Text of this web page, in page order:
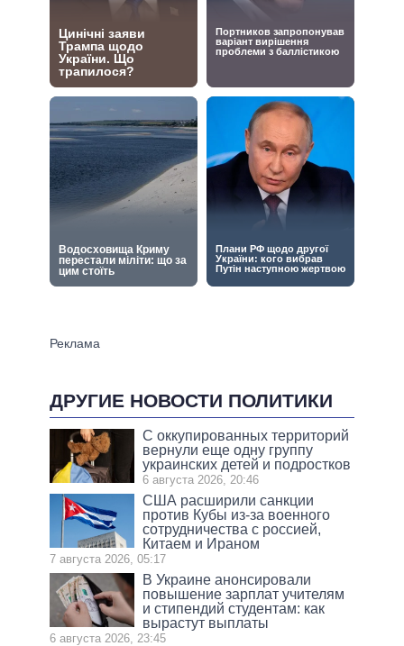
ДРУГИЕ НОВОСТИ ПОЛИТИКИ
С оккупированных территорий
вернули еще одну группу
украинских детей и подростков
6 августа 2026, 20:46
США расширили санкции
против Кубы из-за военного
сотрудничества с россией,
Китаем и Ираном
7 августа 2026, 05:17
В Украине анонсировали
повышение зарплат учителям
и стипендий студентам: как
вырастут выплаты
6 августа 2026, 23:45